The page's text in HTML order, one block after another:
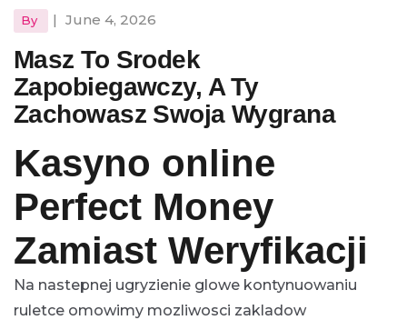
By | June 4, 2026
Masz To Srodek
Zapobiegawczy, A Ty
Zachowasz Swoja Wygrana
Kasyno online
Perfect Money
Zamiast Weryfikacji
Na nastepnej ugryzienie glowe kontynuowaniu
ruletce omowimy mozliwosci zakladow